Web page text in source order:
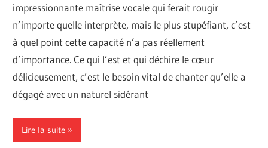
impressionnante maîtrise vocale qui ferait rougir
n’importe quelle interprète, mais le plus stupéfiant, c’est
à quel point cette capacité n’a pas réellement
d’importance. Ce qui l’est et qui déchire le cœur
délicieusement, c’est le besoin vital de chanter qu’elle a
dégagé avec un naturel sidérant
Lire la suite